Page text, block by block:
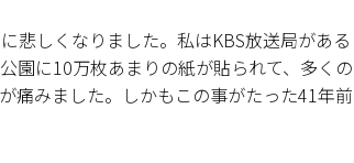
悲しくなりました。私はKBS放送局がある
園に10万枚あまりの紙が貼られて、多くの
痛みました。しかもこの事がたった41年前